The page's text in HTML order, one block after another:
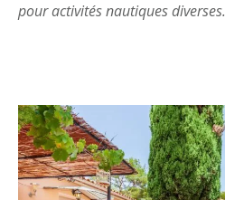
pour activités nautiques diverses.